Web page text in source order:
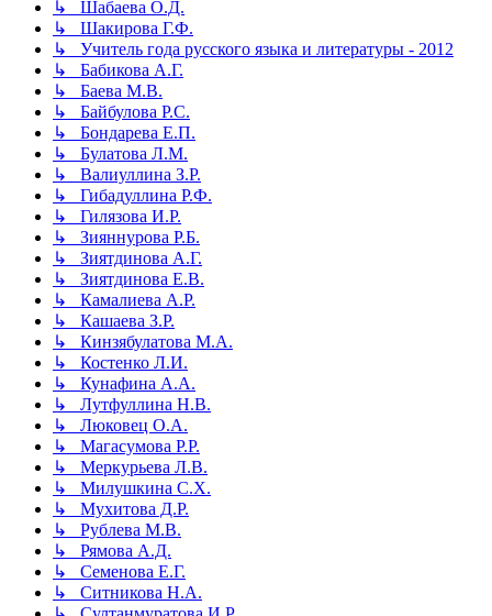
↳ Шабаева О.Д.
↳ Шакирова Г.Ф.
↳ Учитель года русского языка и литературы - 2012
↳ Бабикова А.Г.
↳ Баева М.В.
↳ Байбулова Р.С.
↳ Бондарева Е.П.
↳ Булатова Л.М.
↳ Валиуллина З.Р.
↳ Гибадуллина Р.Ф.
↳ Гилязова И.Р.
↳ Зияннурова Р.Б.
↳ Зиятдинова А.Г.
↳ Зиятдинова Е.В.
↳ Камалиева А.Р.
↳ Кашаева З.Р.
↳ Кинзябулатова М.А.
↳ Костенко Л.И.
↳ Кунафина А.А.
↳ Лутфуллина Н.В.
↳ Люковец О.А.
↳ Магасумова Р.Р.
↳ Меркурьева Л.В.
↳ Милушкина С.Х.
↳ Мухитова Д.Р.
↳ Рублева М.В.
↳ Рямова А.Д.
↳ Семенова Е.Г.
↳ Ситникова Н.А.